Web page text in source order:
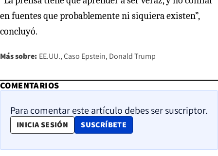
en fuentes que probablemente ni siquiera existen”,
concluyó.
Más sobre: EE.UU. Caso Epstein Donald Trump
COMENTARIOS
Para comentar este artículo debes ser suscriptor.
INICIA SESIÓN SUSCRÍBETE
OPENS IN NEW WINDOW